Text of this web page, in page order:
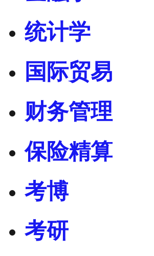
统计学
国际贸易
财务管理
保险精算
考博
考研